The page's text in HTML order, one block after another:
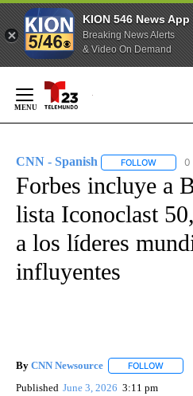
KION 546 News App
Breaking News Alerts
& Video On Demand
Content
CNN - Spanish FOLLOW 0
Forbes incluye a
lista Iconoclast
a los líderes
influyentes
By CNN Newsource FOLLOW
Published June 3, 2026 3:11 pm